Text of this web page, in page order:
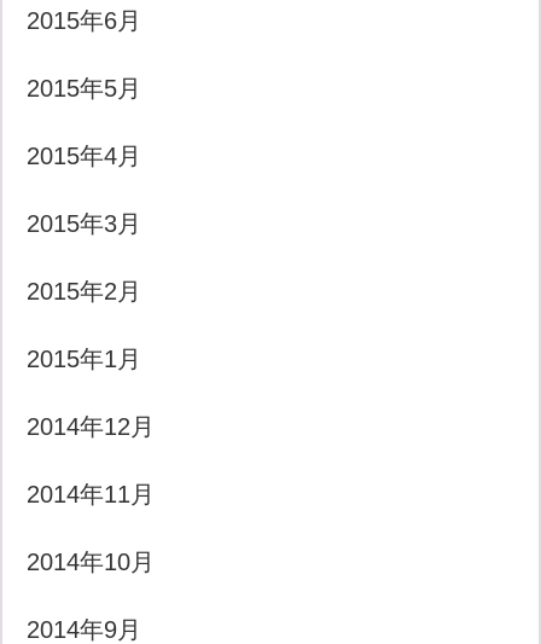
2015年6月
2015年5月
2015年4月
2015年3月
2015年2月
2015年1月
2014年12月
2014年11月
2014年10月
2014年9月